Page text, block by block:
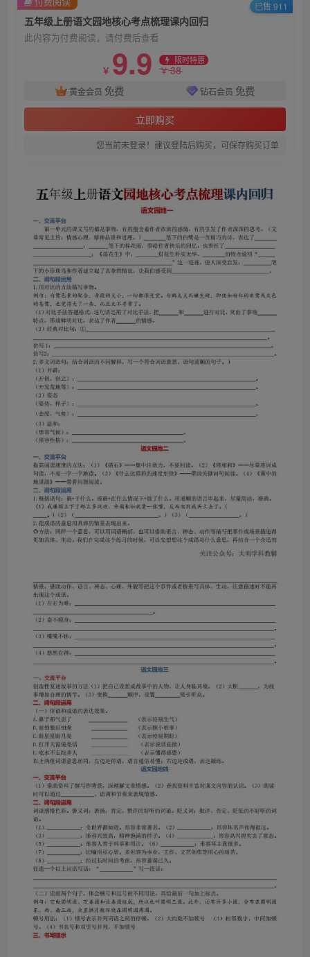
五年级上册语文园地核心考点梳理课内回归
此内容为付费阅读，请付费后查看
￥ 9.9 限时特惠
￥38
黄金会员 免费 钻石会员 免费
立即购买
您当前未登录！建议登陆后购买，可保存购买订单
已售 911